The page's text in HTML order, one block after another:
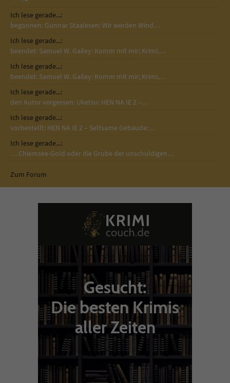
Ich lese gerade...:
begonnen: Gunnar Staalesen: Wir werden Wind…
Ich lese gerade...:
beendet: Samuel W. Gailey: Komm mit mir; Krimi,…
Ich lese gerade...:
beendet: Samuel W. Gailey: Komm mit mir; Krimi,…
Ich lese gerade...:
den Autor vergessen: Uketsu: HEN NA IE 2 –…
Ich lese gerade...:
vorbestellt: HEN NA IE 2 – Seltsame Gebäude:…
Ich lese gerade...:
… Chiemsee-Gold oder die Grube der unschuldigen…
Zum Forum
Gesucht:
Die besten Krimis
aller Zeiten